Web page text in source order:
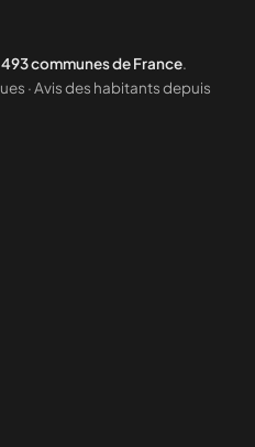
communes de France.
· Avis des habitants depuis